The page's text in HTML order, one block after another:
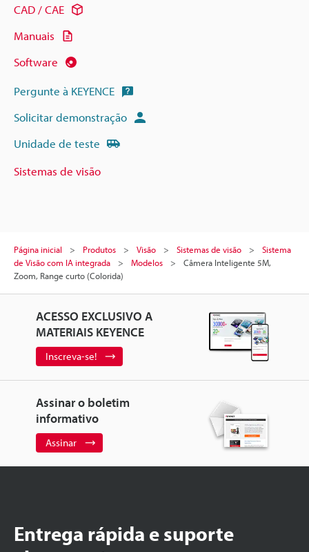
CAD / CAE
Manuais
Software
Pergunte à KEYENCE
Solicitar demonstração
Unidade de teste
Sistemas de visão
Página inicial Produtos Visão Sistemas de visão
Sistema
de Visão com IA integrada
Modelos
Câmera Inteligente 5M,
Zoom, Range curto (Colorida)
ACESSO EXCLUSIVO A
MATERIAIS KEYENCE
Inscreva-se!
Assinar o boletim
informativo
Assinar
Entrega rápida e suporte